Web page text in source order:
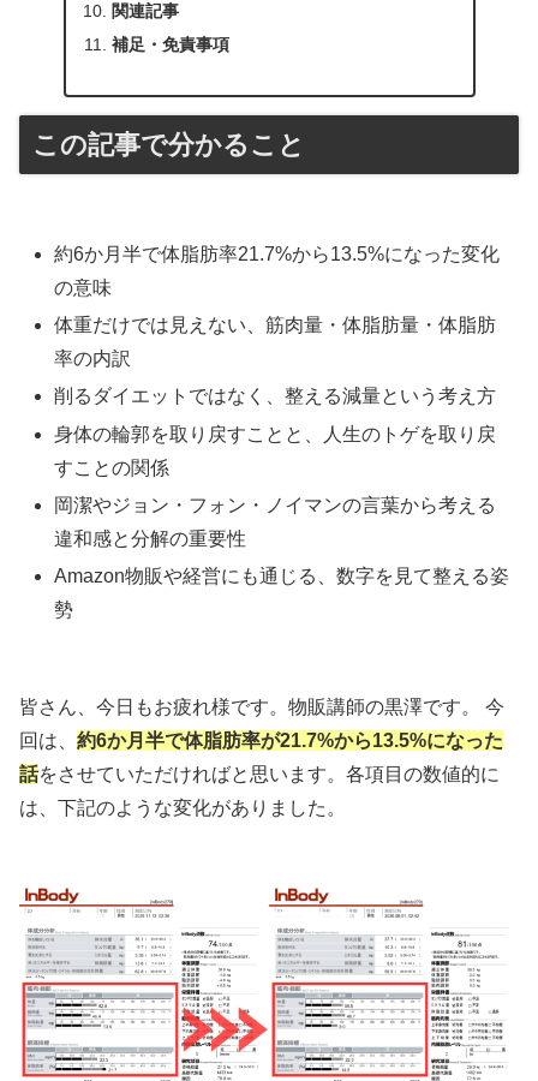
関連記事
補足・免責事項
この記事で分かること
約6か月半で体脂肪率21.7%から13.5%になった変化
の意味
体重だけでは見えない、筋肉量・体脂肪量・体脂肪
率の内訳
削るダイエットではなく、整える減量という考え方
身体の輪郭を取り戻すことと、人生のトゲを取り戻
すことの関係
岡潔やジョン・フォン・ノイマンの言葉から考える
違和感と分解の重要性
Amazon物販や経営にも通じる、数字を見て整える姿
勢
皆さん、今日もお疲れ様です。物販講師の黒澤です。 今
回は、 約6か月半で体脂肪率が21.7%から13.5%になった
話をさせていただければと思います。各項目の数値的に
は、下記のような変化がありました。